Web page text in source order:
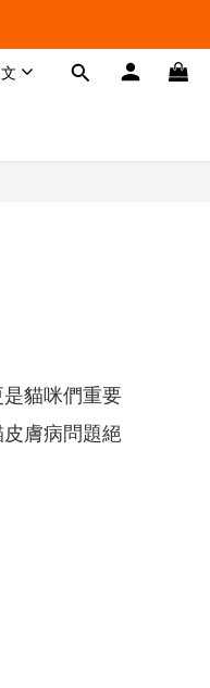
貓咪們重要
膚病問題絕